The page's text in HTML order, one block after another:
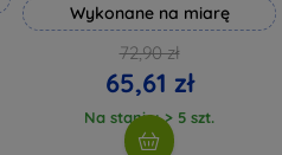
Wykonane na miarę
72,90 zł
65,61 zł
Na stanie: > 5 szt.